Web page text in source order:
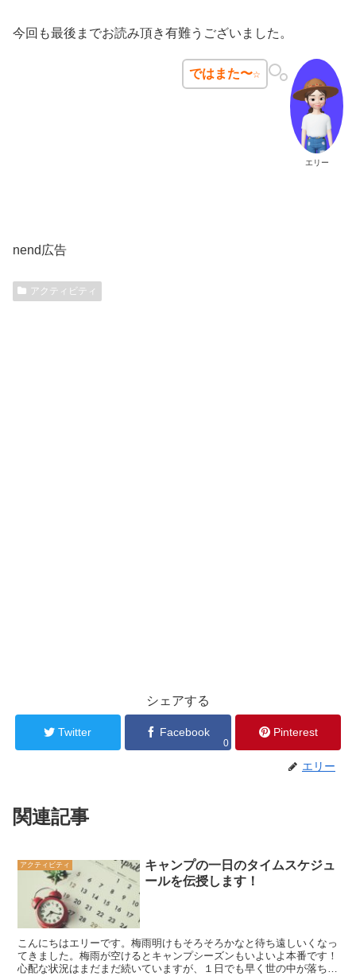
今回も最後までお読み頂き有難うございました。
エリー
ではまた〜☆
nend広告
アクティビティ
シェアする
Twitter Facebook
0
Pinterest
エリー
関連記事
アクティビティ
キャンプの一日のタイムスケジュ
ールを伝授します！
こんにちはエリーです。梅雨明けもそろそろかなと待ち遠しいくなっ
てきました。梅雨が空けるとキャンプシーズンもいよいよ本番です！
心配な状況はまだまだ続いていますが、１日でも早く世の中が落ち着